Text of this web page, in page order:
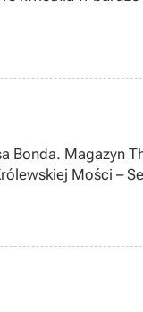
Bonda. Magazyn
Mości –